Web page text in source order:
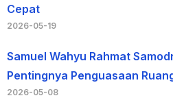
Cepat
2026-05-19
Samuel Wahyu Rahmat
Pentingnya Penguasaan
2026-05-08